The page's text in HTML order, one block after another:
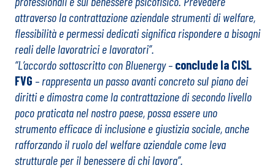
attraverso la contrattazione aziendale strumenti di welfare,
flessibilità e permessi dedicati significa rispondere a bisogni
reali delle lavoratrici e lavoratori”.
“L’accordo sottoscritto con Bluenergy – conclude la CISL
FVG – rappresenta un passo avanti concreto sul piano dei
diritti e dimostra come la contrattazione di secondo livello
poco praticata nel nostro paese, possa essere uno
strumento efficace di inclusione e giustizia sociale, anche
rafforzando il ruolo del welfare aziendale come leva
strutturale per il benessere di chi lavora”.